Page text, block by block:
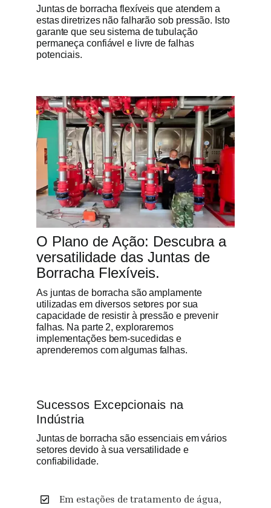
Juntas de borracha flexíveis que atendem a
estas diretrizes não falharão sob pressão. Isto
garante que seu sistema de tubulação
permaneça confiável e livre de falhas
potenciais.
O Plano de Ação: Descubra a
versatilidade das Juntas de
Borracha Flexíveis.
As juntas de borracha são amplamente
utilizadas em diversos setores por sua
capacidade de resistir à pressão e prevenir
falhas. Na parte 2, exploraremos
implementações bem-sucedidas e
aprenderemos com algumas falhas.
Sucessos Excepcionais na
Indústria
Juntas de borracha são essenciais em vários
setores devido à sua versatilidade e
confiabilidade.
Em estações de tratamento de água,